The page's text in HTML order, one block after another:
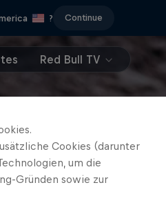
? Continue
Red Bull TV
Cookies (darunter
um die
Gründen sowie zur